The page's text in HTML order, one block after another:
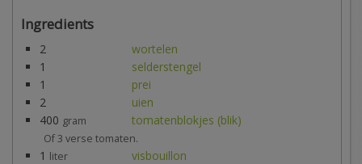
Ingredients
2
wortelen
1
selderstengel
1
prei
2
uien
400 gram tomatenblokjes (blik)
Of 3 verse tomaten.
1 liter visbouillon